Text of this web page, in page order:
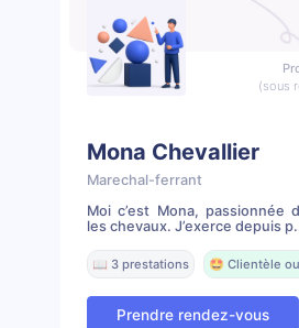
(sous
Mona Chevallier
Marechal-ferrant
Moi c’est Mona, passionnée
les chevaux. J’exerce depuis
📖 3 prestations 🤩 Clientèle
Prendre rendez-vous